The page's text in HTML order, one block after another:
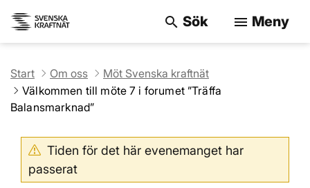
search Sök menu Meny
Start Om oss
Möt Svenska kraftnät
Välkommen till möte 7 i forumet ”Träffa
Balansmarknad”
Tiden för det här evenemanget har
passerat